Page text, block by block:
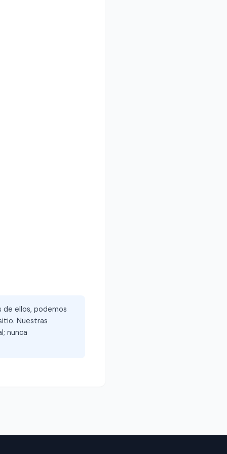
de ellos, podemos
Nuestras
nunca